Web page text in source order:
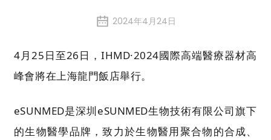
2024年4月24日
4月25日至26日，IHMD·2024國際高端醫療器材高
峰會將在上海龍門飯店舉行。
eSUNMED是深圳eSUNMED生物技術有限公司旗下
的生物醫學品牌，致力於生物醫用聚合物的合成、